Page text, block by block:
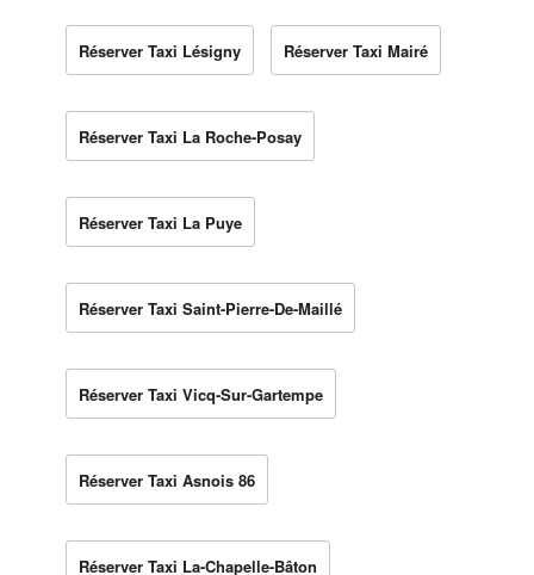
Réserver Taxi Lésigny Réserver Taxi Mairé
Réserver Taxi La Roche-Posay
Réserver Taxi La Puye
Réserver Taxi Saint-Pierre-De-Maillé
Réserver Taxi Vicq-Sur-Gartempe
Réserver Taxi Asnois 86
Réserver Taxi La-Chapelle-Bâton